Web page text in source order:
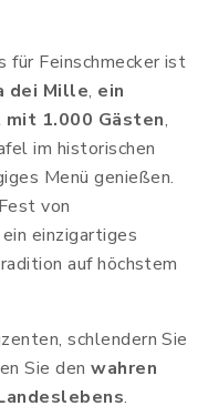
für Feinschmecker ist
dei Mille, ein
1.000 Gästen,
im historischen
Menü genießen.
von
einzigartiges
auf höchstem
schlendern Sie
Sie denwahren
.